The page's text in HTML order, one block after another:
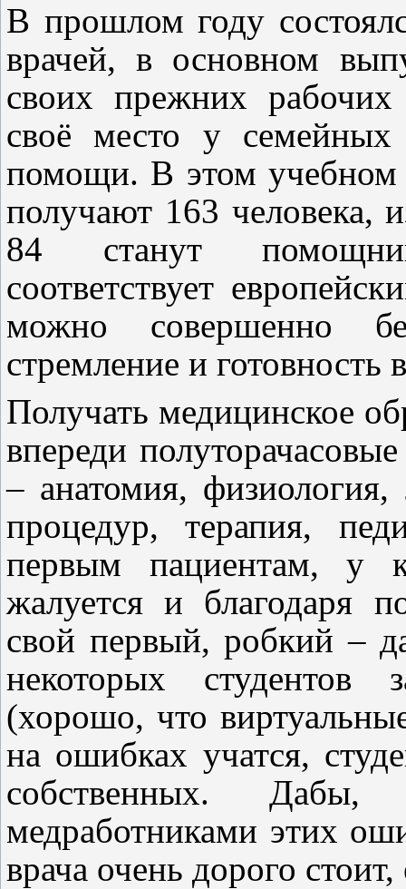
В прошлом году
врачей, в основном
своих прежних
своё место у
помощи. В этом учебном
получают 163 человека,
84 станут
соответствует
можно совершенно
стремление и
Получать медицинское
впереди
– анатомия, физиология,
процедур, терапия,
первым пациентам, у
жалуется и благодаря
свой первый, робкий –
некоторых
(хорошо, что
на ошибках учатся,
собственных. Дабы,
медработниками этих
врача очень дорого